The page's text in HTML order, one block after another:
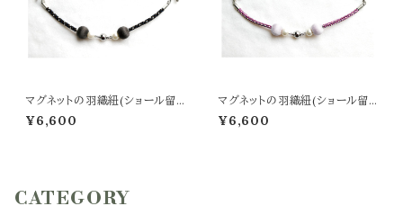
マグネットの羽織紐(ショール留
め) -炭黒色-
¥6,600
マグネットの羽織紐(ショール留
め) -薄紫-
¥6,600
CATEGORY